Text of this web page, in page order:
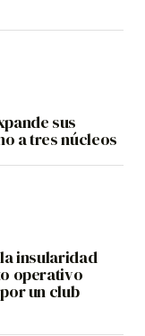
sus
a tres núcleos
insularidad
operativo
un club